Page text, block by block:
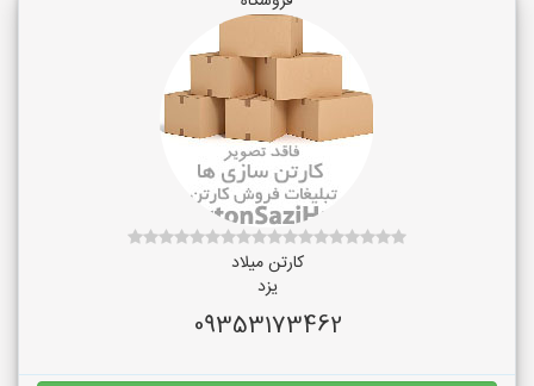
کارتن میلاد
یزد
09353173462